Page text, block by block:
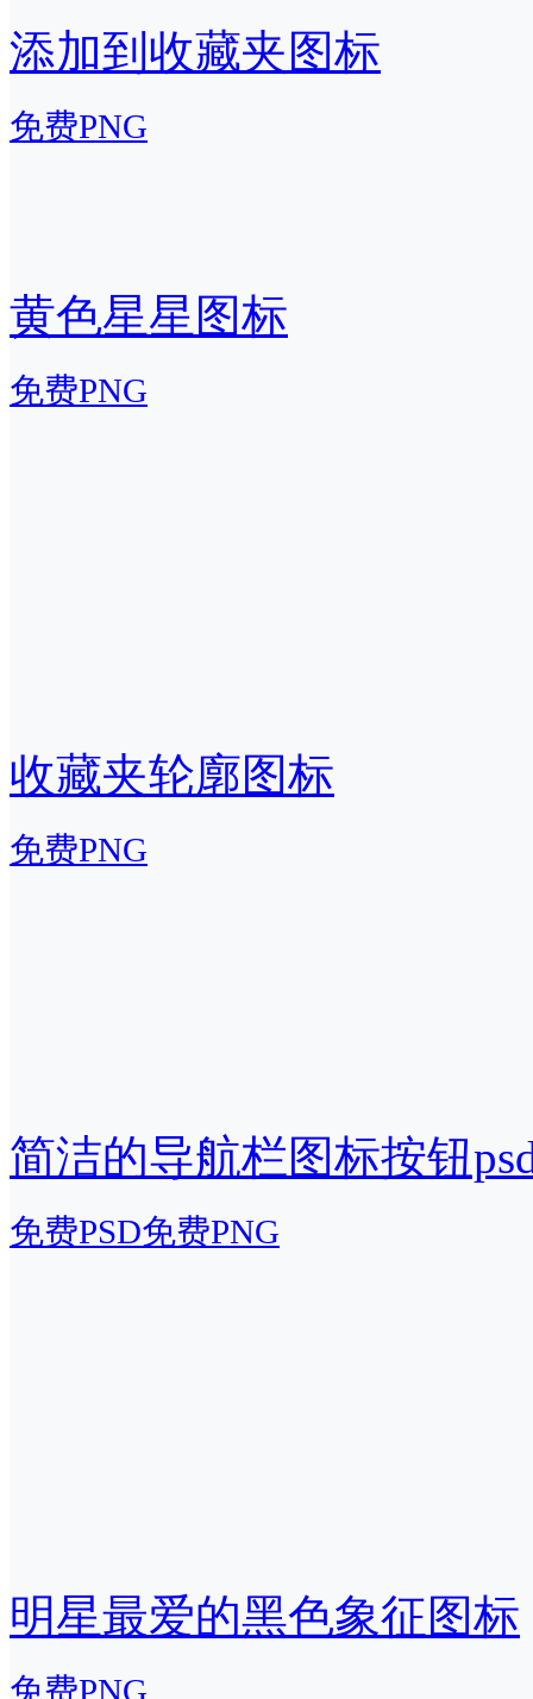
添加到收藏夹图标
免费PNG
黄色星星图标
免费PNG
收藏夹轮廓图标
免费PNG
简洁的导航栏图标按钮
免费PSD免费PNG
明星最爱的黑色象征图标
免费PNG